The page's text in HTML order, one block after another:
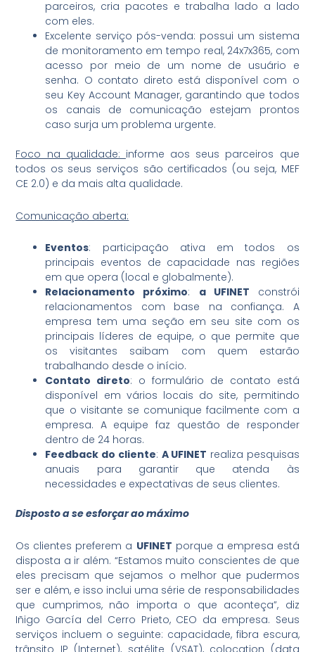
parceiros, cria pacotes e trabalha lado a lado
com eles.
Excelente serviço pós-venda: possui um sistema
de monitoramento em tempo real, 24x7x365, com
acesso por meio de um nome de usuário e
senha. O contato direto está disponível com o
seu Key Account Manager, garantindo que todos
os canais de comunicação estejam prontos
caso surja um problema urgente.
Foco na qualidade: informe aos seus parceiros que
todos os seus serviços são certificados (ou seja, MEF
CE 2.0) e da mais alta qualidade.
Comunicação aberta:
Eventos: participação ativa em todos os
principais eventos de capacidade nas regiões
em que opera (local e globalmente).
Relacionamento próximo: a UFINET constrói
relacionamentos com base na confiança. A
empresa tem uma seção em seu site com os
principais líderes de equipe, o que permite que
os visitantes saibam com quem estarão
trabalhando desde o início.
Contato direto: o formulário de contato está
disponível em vários locais do site, permitindo
que o visitante se comunique facilmente com a
empresa. A equipe faz questão de responder
dentro de 24 horas.
Feedback do cliente: A UFINET realiza pesquisas
anuais para garantir que atenda às
necessidades e expectativas de seus clientes.
Disposto a se esforçar ao máximo
Os clientes preferem a UFINET porque a empresa está
disposta a ir além. “Estamos muito conscientes de que
eles precisam que sejamos o melhor que pudermos
ser e além, e isso inclui uma série de responsabilidades
que cumprimos, não importa o que aconteça”, diz
Iñigo García del Cerro Prieto, CEO da empresa. Seus
serviços incluem o seguinte: capacidade, fibra escura,
trânsito IP (Internet), satélite (VSAT), colocation (data